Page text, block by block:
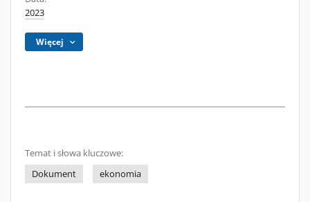
2023
Więcej
Temat i słowa kluczowe:
Dokument
ekonomia